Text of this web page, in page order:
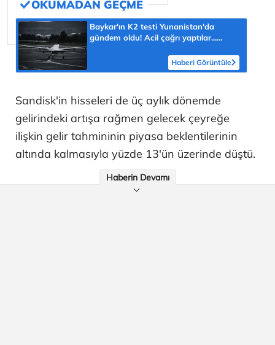
Baykar'ın K2 testi Yunanistan'da
gündem oldu! Acil çağrı yaptılar...
Haberi Görüntüle
Sandisk'in hisseleri de üç aylık dönemde
gelirindeki artışa rağmen gelecek çeyreğe
ilişkin gelir tahmininin piyasa beklentilerinin
altında kalmasıyla yüzde 13'ün üzerinde düştü.
Haberin Devamı